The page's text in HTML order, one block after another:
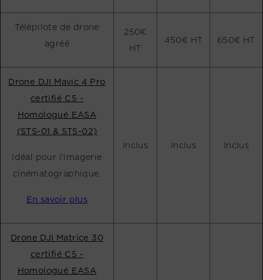
Télépilote de drone
agréé
250€
HT
450€ HT 650€ HT
Drone DJI Mavic 4 Pro
certifié C5 -
Homologué EASA
(STS-01 & STS-02)
Idéal pour l’imagerie
cinématographique.
En savoir plus
Inclus Inclus Inclus
Drone DJI Matrice 30
certifié C5 -
Homologué EASA